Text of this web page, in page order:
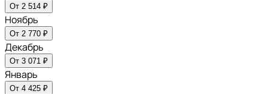
От 2 514 ₽
Ноябрь
От 2 770 ₽
Декабрь
От 3 071 ₽
Январь
От 4 425 ₽